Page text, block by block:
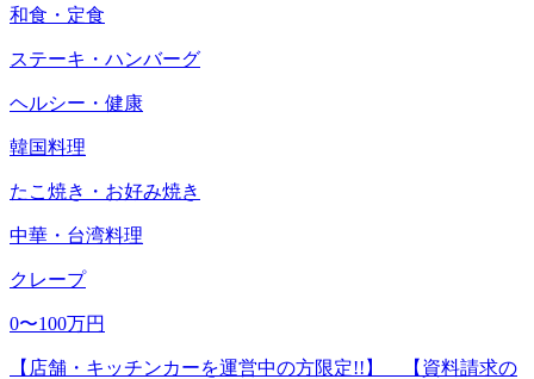
和食・定食
ステーキ・ハンバーグ
ヘルシー・健康
韓国料理
たこ焼き・お好み焼き
中華・台湾料理
クレープ
0〜100万円
【店舗・キッチンカーを運営中の方限定!!】 【資料請求の